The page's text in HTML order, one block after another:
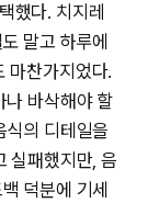
했다. 치지레
말고 하루에
마찬가지었다.
나 바삭해야 할
식의 디테일을
실패했지만, 음
덕분에 기세